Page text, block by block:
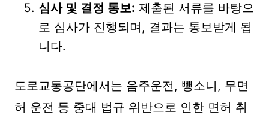
심사 및 결정 통보: 제출된 서류를 바탕으
로 심사가 진행되며, 결과는 통보받게 됩
니다.
도로교통공단에서는 음주운전, 뺑소니, 무면
허 운전 등 중대 법규 위반으로 인한 면허 취